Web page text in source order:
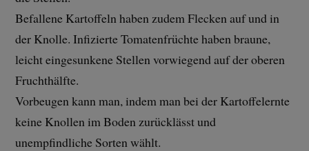
Befallene Kartoffeln haben zudem Flecken auf und in
der Knolle. Infizierte Tomatenfrüchte haben braune,
leicht eingesunkene Stellen vorwiegend auf der oberen
Fruchthälfte.
Vorbeugen kann man, indem man bei der Kartoffelernte
keine Knollen im Boden zurücklässt und
unempfindliche Sorten wählt.